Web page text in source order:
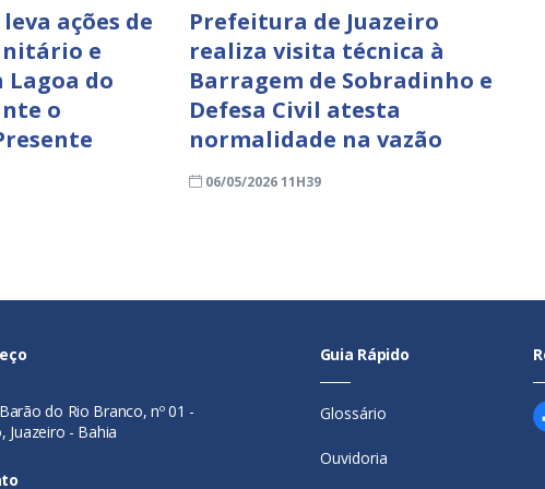
ações de
e
Lagoa do
o
Prefeitura de Juazeiro
realiza visita técnica à
Barragem de Sobradinho e
Defesa Civil atesta
normalidade na vazão
06/05/2026 11H39
do Rio Branco, nº 01 -
Juazeiro - Bahia
Guia Rápido
Glossário
Ouvidoria